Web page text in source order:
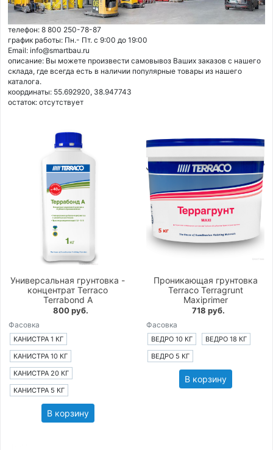
телефон: 8 800 250-78-87
график работы: Пн.- Пт. с 9:00 до 19:00
Email: info@smartbau.ru
описание: Вы можете произвести самовывоз Ваших заказов с нашего
склада, где всегда есть в наличии популярные товары из нашего
каталога.
координаты: 55.692920, 38.947743
остаток: отсутствует
Универсальная грунтовка -
концентрат Terraco
Terrabond A
800 руб.
Фасовка
КАНИСТРА 1 КГ
КАНИСТРА 10 КГ
КАНИСТРА 20 КГ
КАНИСТРА 5 КГ
В корзину
Проникающая грунтовка
Terraco Terragrunt
Maxiprimer
718 руб.
Фасовка
ВЕДРО 10 КГ
ВЕДРО 18 КГ
ВЕДРО 5 КГ
В корзину